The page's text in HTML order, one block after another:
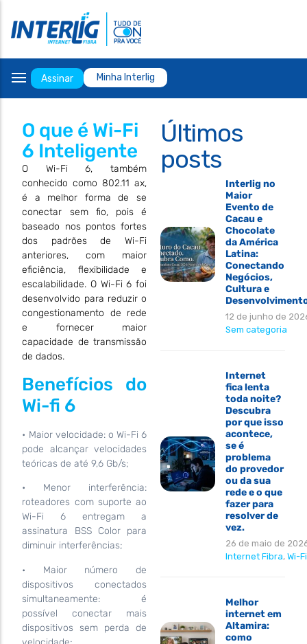
Internet Residencial
Telefone fixo
Interlig Play
Ensy Cursos
Whatsapp
E-mail
Facebook
Instagram
Assinar Minha Interlig
O que é Wi-Fi
6 Inteligente
O Wi-Fi 6, também
conhecido como 802.11 ax,
é a melhor forma de se
conectar sem fio, pois é
baseado nos pontos fortes
dos padrões de Wi-Fi
anteriores, com maior
eficiência, flexibilidade e
escalabilidade. O Wi-Fi 6 foi
desenvolvido para reduzir o
congestionamento de rede
e fornecer maior
capacidade de transmissão
de dados.
Benefícios do
Wi-fi 6
• Maior velocidade: o Wi-Fi 6
pode alcançar velocidades
teóricas de até 9,6 Gb/s;
• Menor interferência:
roteadores com suporte ao
Wi-Fi 6 entregam a
assinatura BSS Color para
diminuir interferências;
• Maior número de
dispositivos conectados
simultaneamente: é
possível conectar mais
dispositivos sem perda de
Últimos
posts
Interlig no
Maior
Evento de
Cacau e
Chocolate
da América
Latina:
Conectando
Negócios,
Cultura e
12 de junho de
Sem categoria
Internet
fica lenta
toda noite?
Descubra
por que isso
acontece,
se é
problema
do provedor
ou da sua
rede e o que
fazer para
resolver de
vez.
26 de maio de
Internet Fibra, Wi-Fi
Melhor
internet em
Altamira:
como